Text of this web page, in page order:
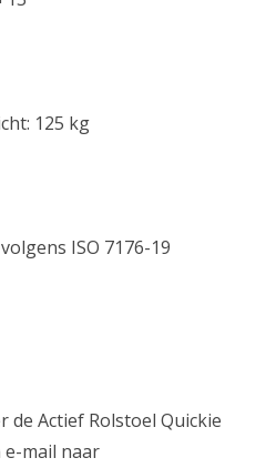
125 kg
ISO 7176-19
Actief Rolstoel Quickie
e-mail naar